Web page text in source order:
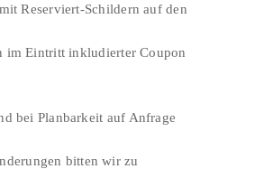
Reserviert-Schildern auf den
im Eintritt inkludierter Coupon
bei Planbarkeit auf Anfrage
bitten wir zu